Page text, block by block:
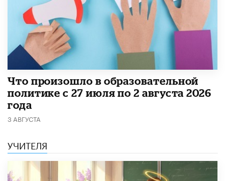
​Что произошло в образовательной
политике с 27 июля по 2 августа 2026
года
3 АВГУСТА
УЧИТЕЛЯ